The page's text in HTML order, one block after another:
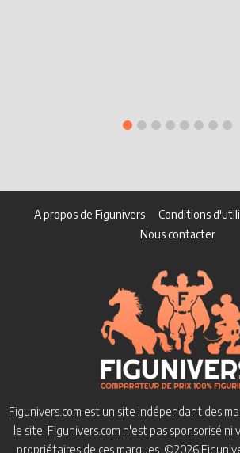
A propos de Figunivers Conditions
Nous contacter
Figunivers.com est un site indépendant des
le site. Figunivers.com n'est pas sponsorisé ni
propriétaires de ces marques. ©2026